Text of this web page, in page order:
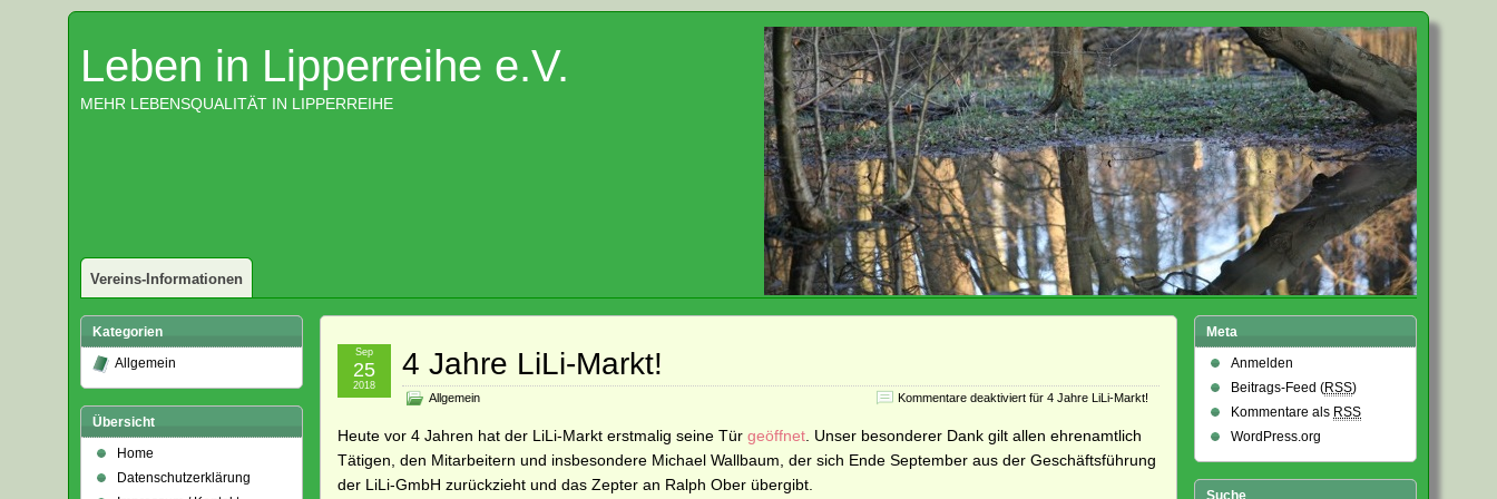
Leben in Lipperreihe e.V.
MEHR LEBENSQUALITÄT IN LIPPERREIHE
Vereins-Informationen
4 Jahre LiLi-Markt!
Allgemein Kommentare deaktiviert für 4 Jahre LiLi-Markt!
Sep
25
2018
Heute vor 4 Jahren hat der LiLi-Markt erstmalig seine Tür geöffnet . Unser besonderer Dank gilt allen ehrenamtlich
Tätigen, den Mitarbeitern und insbesondere Michael Wallbaum, der sich Ende September aus der Geschäftsführung
der LiLi-GmbH zurückzieht und das Zepter an Ralph Ober übergibt.
Kategorien
Allgemein
Übersicht
Home
Datenschutzerklärung
Meta
Anmelden
Beitrags-Feed (RSS)
Kommentare als RSS
WordPress.org
Suche